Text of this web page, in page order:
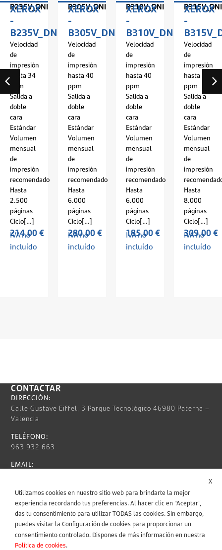
B235V_DNI
XEROX
-
B235V_DNI
Velocidad
de
impresión
hasta 34
ppm
Salida a
doble
cara
Estándar
Volumen
mensual
de
impresión
recomendado
Hasta
2.500
páginas
Ciclo[…]
214,00€
IVA no
incluído
B305V_DNI
XEROX
-
B305V_DNI
Velocidad
de
impresión
hasta 40
ppm
Salida a
doble
cara
Estándar
Volumen
mensual
de
impresión
recomendado
Hasta
6.000
páginas
Ciclo[…]
280,00€
IVA no
incluído
B310V_DNI
XEROX
-
B310V_DNI
Velocidad
de
impresión
hasta 40
ppm
Salida a
doble
cara
Estándar
Volumen
mensual
de
impresión
recomendado
Hasta
6.000
páginas
Ciclo[…]
185,00€
IVA no
incluído
B315V_DNI
XEROX
-
Velocidad
de
impresión
hasta 40
ppm
Salida a
doble
cara
Estándar
Volumen
mensual
de
impresión
Hasta
8.000
páginas
Ciclo[…]
309,00€
IVA no
incluído
CONTACTAR
DIRECCIÓN:
Calle Gustave Eiffel, 3 Parque Tecnológico 46980 Paterna –
Valencia
TELÉFONO:
963 932 663
EMAIL:
HORARIO:
Lun – Vie / 9:00 AM – 6:00 PM
INFORMACIÓN LEGAL
X
Utilizamos cookies en nuestro sitio web para brindarte la mejor
experiencia recordando tus preferencias. Al hacer clic en "Aceptar",
das tu consentimiento para utilizar TODAS las cookies. Sin embargo,
puedes visitar la Configuración de cookies para proporcionar un
consentimiento controlado. Dispones de más información en nuestra
Política de cookies.